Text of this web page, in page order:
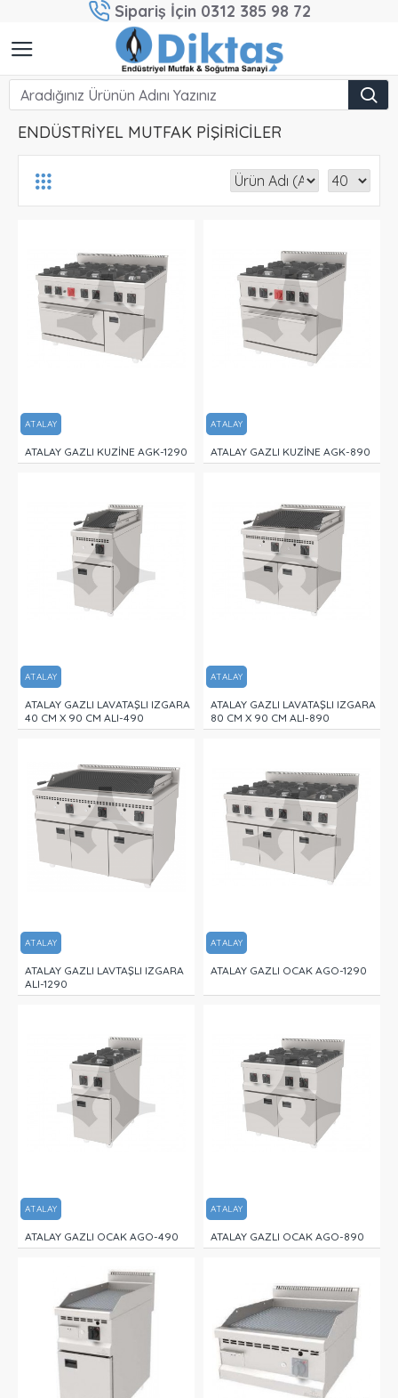
Sipariş İçin 0312 385 98 72
ENDÜSTRİYEL MUTFAK PİŞİRİCİLER
ATALAY
ATALAY GAZLI KUZİNE AGK-1290
ATALAY
ATALAY GAZLI KUZİNE AGK-890
ATALAY
ATALAY GAZLI LAVATAŞLI IZGARA
40 CM X 90 CM ALI-490
ATALAY
ATALAY GAZLI LAVATAŞLI IZGARA
80 CM X 90 CM ALI-890
ATALAY
ATALAY GAZLI LAVTAŞLI IZGARA
ALI-1290
ATALAY
ATALAY GAZLI OCAK AGO-1290
ATALAY
ATALAY GAZLI OCAK AGO-490
ATALAY
ATALAY GAZLI OCAK AGO-890